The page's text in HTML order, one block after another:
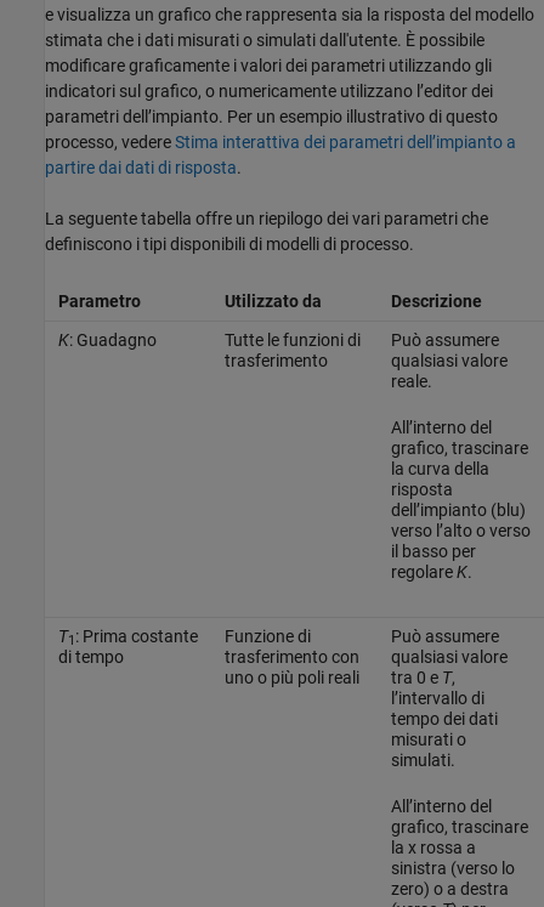
e visualizza un grafico che rappresenta sia la risposta del modello
stimata che i dati misurati o simulati dall'utente. È possibile
modificare graficamente i valori dei parametri utilizzando gli
indicatori sul grafico, o numericamente utilizzano l’editor dei
parametri dell’impianto. Per un esempio illustrativo di questo
processo, vedereStima interattiva dei parametri dell’impianto a
partire dai dati di risposta.
La seguente tabella offre un riepilogo dei vari parametri che
definiscono i tipi disponibili di modelli di processo.
Parametro Utilizzato da
Descrizione
K: Guadagno
Tutte le funzioni di
trasferimento
Può assumere
qualsiasi valore
reale.
All’interno del
grafico, trascinare
la curva della
risposta
dell’impianto (blu)
verso l’alto o verso
il basso per
regolareK.
T1 : Prima costante
di tempo
Funzione di
trasferimento con
uno o più poli reali
Può assumere
qualsiasi valore
tra 0 e T,
l’intervallo di
tempo dei dati
misurati o
simulati.
All’interno del
grafico, trascinare
la x rossa a
sinistra (verso lo
zero) o a destra